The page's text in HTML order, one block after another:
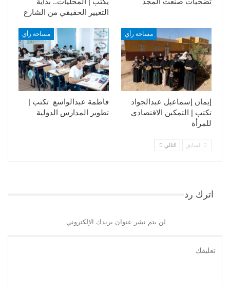
التغيير الحقيقي من الشارع
مساحة رأي
فاطمة عبدالواسع تكتب |
تطوير المدارس الدولية
مساحة رأي
إيمان إسماعيل عبدالجواد
تكتب | التمكين الاقتصادي
للمرأة
السابق التالي
اترك رد
لن يتم نشر عنوان بريدك الإلكتروني.